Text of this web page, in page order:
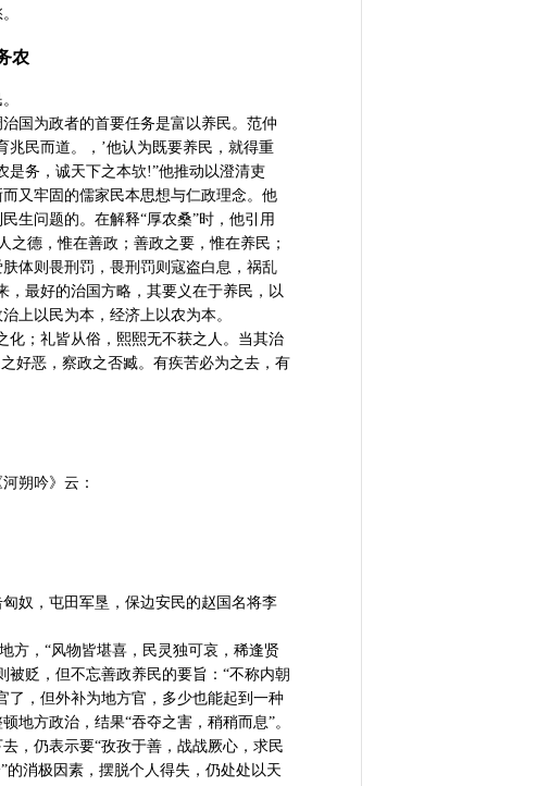
农
国为政者的首要任务是富以养民。范仲
民而道。，’他认为既要养民，就得重
是务，诚天下之本欤!”他推动以澄清吏
又牢固的儒家民本思想与仁政理念。他
生问题的。在解释“厚农桑”时，他引用
之德，惟在善政；善政之要，惟在养民；
体则畏刑罚，畏刑罚则寇盗白息，祸乱
，最好的治国方略，其要义在于养民，以
上以民为本，经济上以农为本。
化；礼皆从俗，熙熙无不获之人。当其治
好恶，察政之否臧。有疾苦必为之去，有
朔吟》云：
奴，屯田军垦，保边安民的赵国名将李
方，“风物皆堪喜，民灵独可哀，稀逢贤
贬，但不忘善政养民的要旨：“不称内朝
了，但外补为地方官，多少也能起到一种
地方政治，结果“吞夺之害，稍稍而息”。
，仍表示要“孜孜于善，战战厥心，求民
的消极因素，摆脱个人得失，仍处处以天